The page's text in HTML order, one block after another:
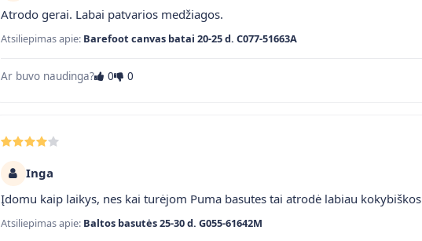
Atrodo gerai. Labai patvarios medžiagos.
Atsiliepimas apie: Barefoot canvas batai 20-25 d. C077-51663A
Ar buvo naudinga? 0 0
Inga
Įdomu kaip laikys, nes kai turėjom Puma basutes tai atrodė labiau kokybiškos
Atsiliepimas apie: Baltos basutės 25-30 d. G055-61642M